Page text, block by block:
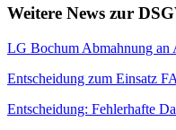
Weitere News zur
LG Bochum Abmahnung
Entscheidung zum Einsatz
Entscheidung: Fehlerhafte